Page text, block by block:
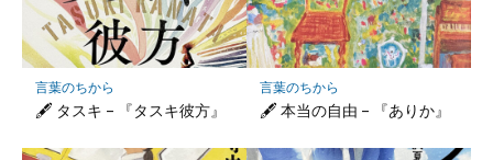
言葉のちから
🖋 タスキ – 『タスキ彼方』
言葉のちから
🖋 本当の自由 – 『ありか』